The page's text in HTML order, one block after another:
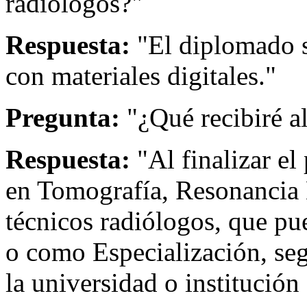
Respuesta: "El diplomado
con materiales digitales."
Pregunta: "¿Qué recibiré
Respuesta: "Al finalizar el
en Tomografía,
técnicos radiólogos, que
o como Especialización,
la universidad o institución